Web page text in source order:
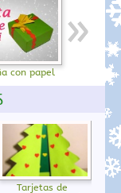
con papel
Tarjetas de